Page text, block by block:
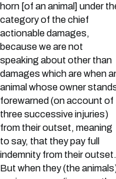
horn [of an animal] under
category of the chief
actionable damages,
because we are not
speaking about other than
damages which are when
animal whose owner
forewarned (on account of
three successive injuries)
from their outset, meaning
to say, that they pay full
indemnity from their outset.
But when they (the